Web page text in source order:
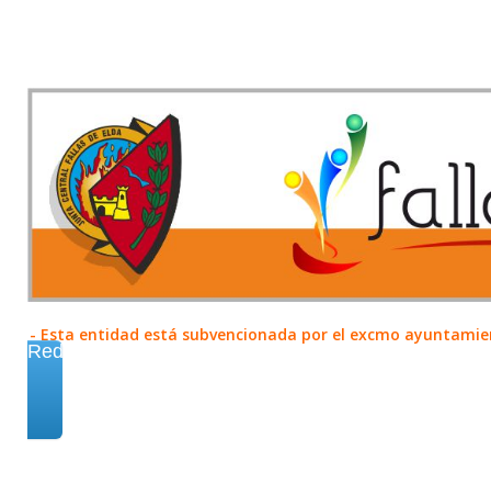
- Esta entidad está subvencionada por el excmo
Redes